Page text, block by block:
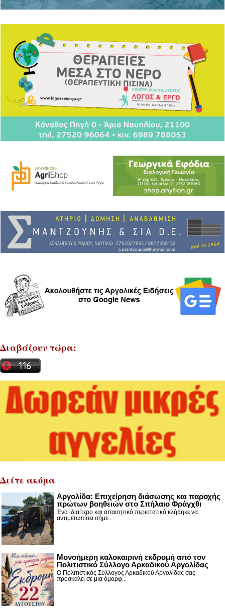
Διαβάζουν τώρα:
Δείτε ακόμα
Αργολίδα: Επιχείρηση διάσωσης και παροχής
πρώτων βοηθειών στο Σπήλαιο Φράγχθι
Ένα ιδιαίτερο και απαιτητικό περιστατικό κλήθηκε να
αντιμετωπίσει σήμε...
Μονοήμερη καλοκαιρινή εκδρομή από τον
Πολιτιστικό Σύλλογο Αρκαδικού Αργολίδας
Ο Πολιτιστικός Σύλλογος Αρκαδικού Αργολίδας σας
προσκαλεί σε μια όμορφ...